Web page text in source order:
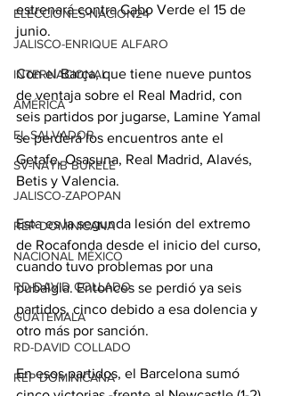
ELECCIONES-NACION24
JALISCO-ENRIQUE ALFARO
INTERNACIONAL
AMÉRICA
EL SALVADOR
SV-NAYIB BUKELE
JALISCO-ZAPOPAN
REP DOMINICANA
NACIONAL MÉXICO
RD-DAVID COLLADO
GUATEMALA
RD-DAVID COLLADO
REP DOMINICANA
estrenará contra Cabo Verde el 15 de
junio.
Con el Barça, que tiene nueve puntos
de ventaja sobre el Real Madrid, con
seis partidos por jugarse, Lamine Yamal
se perderá los encuentros ante el
Getafe, Osasuna, Real Madrid, Alavés,
Betis y Valencia.
Esta es la segunda lesión del extremo
de Rocafonda desde el inicio del curso,
cuando tuvo problemas por una
pubalgia. Entonces se perdió ya seis
partidos, cinco debido a esa dolencia y
otro más por sanción.
En esos partidos, el Barcelona sumó